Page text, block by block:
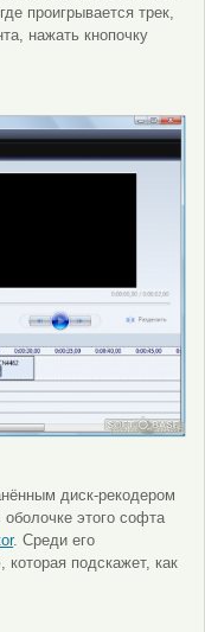
проигрывается трек,
нажать кнопочку
диск-рекодером
этого софта
. Среди его
которая подскажет, как